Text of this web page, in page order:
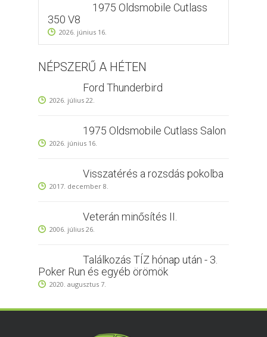
1975 Oldsmobile Cutlass
350 V8
2026. június 16.
NÉPSZERŰ A HÉTEN
Ford Thunderbird
2026. július 22.
1975 Oldsmobile Cutlass Salon
2026. június 16.
Visszatérés a rozsdás pokolba
2017. december 8.
Veterán minősítés II.
2006. július 26.
Találkozás TÍZ hónap után - 3.
Poker Run és egyéb örömök
2020. augusztus 7.